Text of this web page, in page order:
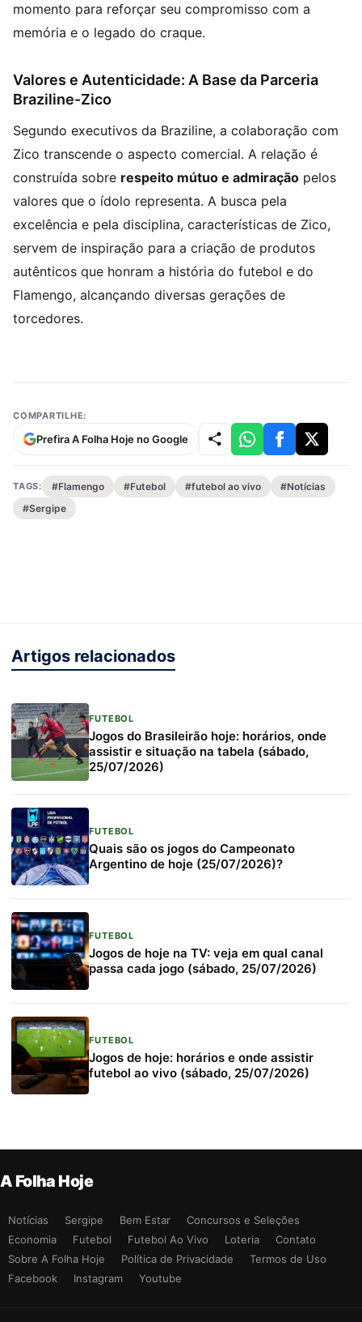
momento para reforçar seu compromisso com a
memória e o legado do craque.
Valores e Autenticidade: A Base da Parceria
Braziline-Zico
Segundo executivos da Braziline, a colaboração com
Zico transcende o aspecto comercial. A relação é
construída sobre respeito mútuo e admiração pelos
valores que o ídolo representa. A busca pela
excelência e pela disciplina, características de Zico,
servem de inspiração para a criação de produtos
autênticos que honram a história do futebol e do
Flamengo, alcançando diversas gerações de
torcedores.
COMPARTILHE:
Prefira A Folha Hoje no Google
TAGS: #Flamengo #Futebol #futebol ao vivo
#Notícias
#Sergipe
Artigos relacionados
FUTEBOL
Jogos do Brasileirão hoje: horários, onde
assistir e situação na tabela (sábado,
25/07/2026)
FUTEBOL
Quais são os jogos do Campeonato
Argentino de hoje (25/07/2026)?
FUTEBOL
Jogos de hoje na TV: veja em qual canal
passa cada jogo (sábado, 25/07/2026)
FUTEBOL
Jogos de hoje: horários e onde assistir
futebol ao vivo (sábado, 25/07/2026)
A Folha Hoje
Notícias Sergipe Bem Estar
Concursos e Seleções
Economia
Futebol Futebol Ao Vivo Loteria
Contato
Sobre A Folha Hoje
Política de Privacidade
Termos de Uso
Facebook
Instagram Youtube